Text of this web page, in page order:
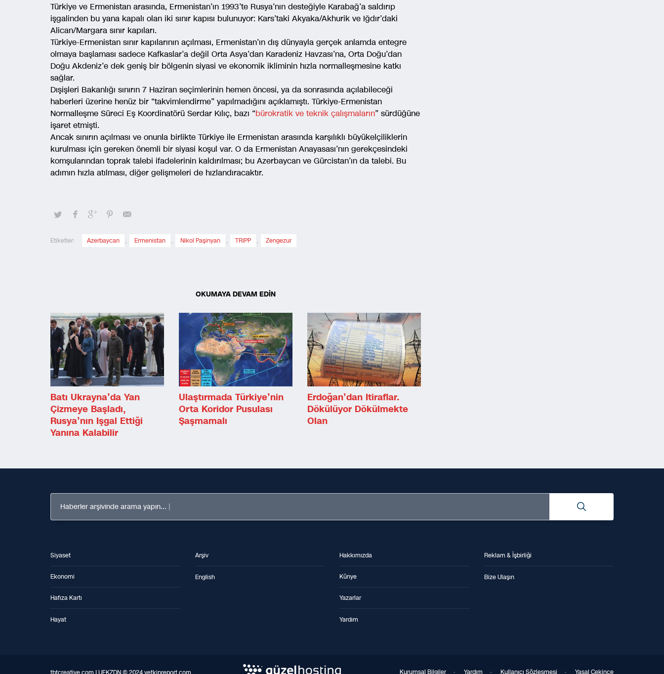
Türkiye ve Ermenistan arasında, Ermenistan’ın 1993’te Rusya’nın desteğiyle Karabağ’a saldırıp
işgalinden bu yana kapalı olan iki sınır kapısı bulunuyor: Kars’taki Akyaka/Akhurik ve Iğdır’daki
Alican/Margara sınır kapıları.
Türkiye-Ermenistan sınır kapılarının açılması, Ermenistan’ın dış dünyayla gerçek anlamda entegre
olmaya başlaması sadece Kafkaslar’a değil Orta Asya’dan Karadeniz Havzası’na, Orta Doğu’dan
Doğu Akdeniz’e dek geniş bir bölgenin siyasi ve ekonomik ikliminin hızla normalleşmesine katkı
sağlar.
Dışişleri Bakanlığı sınırın 7 Haziran seçimlerinin hemen öncesi, ya da sonrasında açılabileceği
haberleri üzerine henüz bir “takvimlendirme” yapılmadığını açıklamıştı. Türkiye-Ermenistan
Normalleşme Süreci Eş Koordinatörü Serdar Kılıç, bazı “bürokratik ve teknik çalışmaların” sürdüğüne
işaret etmişti.
Ancak sınırın açılması ve onunla birlikte Türkiye ile Ermenistan arasında karşılıklı büyükelçiliklerin
kurulması için gereken önemli bir siyasi koşul var. O da Ermenistan Anayasası’nın gerekçesindeki
komşularından toprak talebi ifadelerinin kaldırılması; bu Azerbaycan ve Gürcistan’ın da talebi. Bu
adımın hızla atılması, diğer gelişmeleri de hızlandıracaktır.
Etiketler: Azerbaycan , Ermenistan , Nikol Paşinyan , TRIPP , Zengezur
OKUMAYA DEVAM EDİN
Batı Ukrayna’da Yan
Çizmeye Başladı,
Rusya’nın Işgal Ettiği
Yanına Kalabilir
Ulaştırmada Türkiye’nin
Orta Koridor Pusulası
Şaşmamalı
Erdoğan’dan Itiraflar.
Dökülüyor Dökülmekte
Olan
Haberler arşivinde arama yapın...
Siyaset
Ekonomi
Hafıza Kartı
Hayat
Arşiv
English
Hakkımızda
Künye
Yazarlar
Yardım
Reklam & İşbirliği
Bize Ulaşın
tbtcreative.com | UFKZDN © 2024 yetkinreport.com Kurumsal Bilgiler· Yardım · Kullanıcı Sözleşmesi · Yasal Çekince